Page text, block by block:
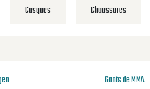
Casques Chaussures
Gants de MMA